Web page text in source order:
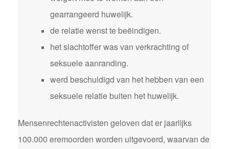
gearrangeerd huwelijk.
de relatie wenst te beëindigen.
het slachtoffer was van verkrachting of
seksuele aanranding.
werd beschuldigd van het hebben van een
seksuele relatie buiten het huwelijk.
Mensenrechtenactivisten geloven dat er jaarlijks
100.000 eremoorden worden uitgevoerd, waarvan de